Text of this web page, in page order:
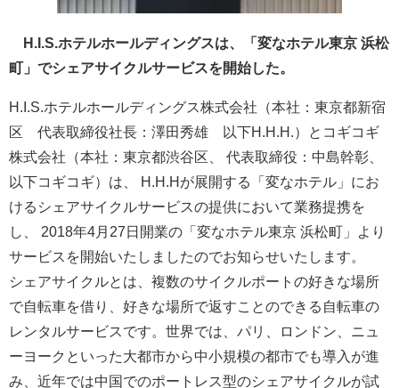
H.I.S.ホテルホールディングスは、「変なホテル東京 浜松
町」でシェアサイクルサービスを開始した。
H.I.S.ホテルホールディングス株式会社（本社：東京都新宿
区 代表取締役社長：澤田秀雄 以下H.H.H.）とコギコギ
株式会社（本社：東京都渋谷区、 代表取締役：中島幹彰、
以下コギコギ）は、 H.H.Hが展開する「変なホテル」にお
けるシェアサイクルサービスの提供において業務提携を
し、 2018年4月27日開業の「変なホテル東京 浜松町」より
サービスを開始いたしましたのでお知らせいたします。
シェアサイクルとは、複数のサイクルポートの好きな場所
で自転車を借り、好きな場所で返すことのできる自転車の
レンタルサービスです。世界では、パリ、ロンドン、ニュ
ーヨークといった大都市から中小規模の都市でも導入が進
み、近年では中国でのポートレス型のシェアサイクルが試